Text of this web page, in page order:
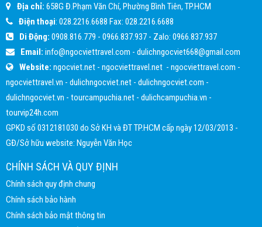
Địa chỉ: 658G Đ.Phạm Văn Chí, Phường Bình Tiên, TP.HCM
Điện thoại: 028.2216.6688 Fax: 028.2216.6688
Di Động: 0908.816.779 - 0966.837.937 - Zalo: 0966.837.937
Email: info@ngocviettravel.com - dulichngocviet668@gmail.com
Website: ngocviet.net - ngocviettravel.net - ngocviettravel.com -
ngocviettravel.vn - dulichngocviet.net - dulichngocviet.com -
dulichngocviet.vn - tourcampuchia.net - dulichcampuchia.vn -
tourvip24h.com
GPKD số 0312181030 do Sở KH và ĐT TP.HCM cấp ngày 12/03/2013 -
GĐ/Sở hữu website: Nguyễn Văn Học
CHÍNH SÁCH VÀ QUY ĐỊNH
Chính sách quy định chung
Chính sách bảo hành
Chính sách bảo mật thông tin